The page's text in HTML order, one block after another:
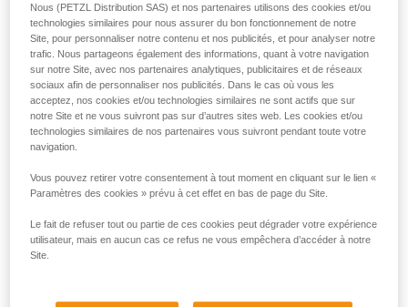
Nous (PETZL Distribution SAS) et nos partenaires utilisons des cookies et/ou
technologies similaires pour nous assurer du bon fonctionnement de notre
Site, pour personnaliser notre contenu et nos publicités, et pour analyser notre
trafic. Nous partageons également des informations, quant à votre navigation
sur notre Site, avec nos partenaires analytiques, publicitaires et de réseaux
sociaux afin de personnaliser nos publicités. Dans le cas où vous les
acceptez, nos cookies et/ou technologies similaires ne sont actifs que sur
notre Site et ne vous suivront pas sur d’autres sites web. Les cookies et/ou
technologies similaires de nos partenaires vous suivront pendant toute votre
navigation.
Vous pouvez retirer votre consentement à tout moment en cliquant sur le lien «
Paramètres des cookies » prévu à cet effet en bas de page du Site.
Le fait de refuser tout ou partie de ces cookies peut dégrader votre expérience
utilisateur, mais en aucun cas ce refus ne vous empêchera d’accéder à notre
Site.